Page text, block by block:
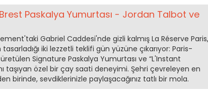
Paskalya Yumurtası - Jordan Talbot ve
Gabriel Caddesi'nde gizli kalmış La Réserve Paris,
iki lezzetli teklifi gün yüzüne çıkarıyor: Paris-
üretülen Signature Paskalya Yumurtası ve “L'Instant
taşıyan özel bir çay saati deneyimi. Şehri çevreleyen en
birinde, sevdiklerinizle paylaşacağınız tatlı bir mola.